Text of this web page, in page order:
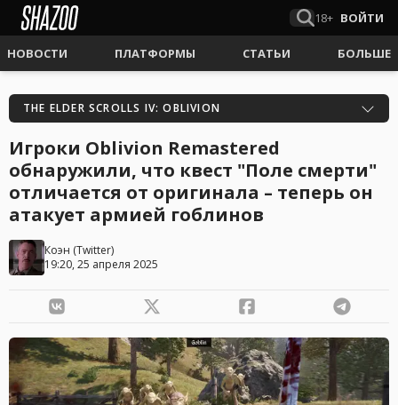
18+ ВОЙТИ
НОВОСТИ ПЛАТФОРМЫ СТАТЬИ БОЛЬШЕ
THE ELDER SCROLLS IV: OBLIVION
Игроки Oblivion Remastered
обнаружили, что квест "Поле смерти"
отличается от оригинала – теперь он
атакует армией гоблинов
Коэн (Twitter)
19:20, 25 апреля 2025